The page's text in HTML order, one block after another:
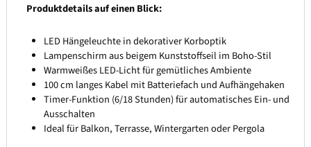
Produktdetails auf einen Blick:
LED Hängeleuchte in dekorativer Korboptik
Lampenschirm aus beigem Kunststoffseil im Boho-Stil
Warmweißes LED-Licht für gemütliches Ambiente
100 cm langes Kabel mit Batteriefach und Aufhängehaken
Timer-Funktion (6/18 Stunden) für automatisches Ein- und
Ausschalten
Ideal für Balkon, Terrasse, Wintergarten oder Pergola